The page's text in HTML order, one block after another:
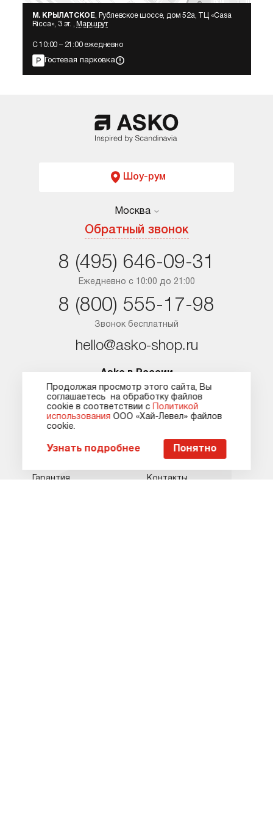
Санкт-Петербург
Краснодар
Ростов-на-Дону
Обратная связь
8 (800) 555-17-98
Бесплатно для регионов
8 (495) 646-09-31
Ежедневно с 10:00 до 21:00
hello@asko-shop.ru
Ремонт
Контакты
Сервисные центры Кредит и рассрочка
Гарантия Карта сайта
Пожаловаться руководству
М. КРЫЛАТСКОЕ, Рублевское шоссе, дом 52а, ТЦ «Сasa
Ricca», 3 эт. ,
Маршрут
С 10:00 – 21:00 ежедневно
Гостевая парковка
Шоу-рум
Москва
Обратный звонок
Москва
Ростов-на-Дону
Ежедневно с 10:00 до 21:00
8 (495) 646-09-31
Звонок бесплатный
8 (800) 555-17-98
hello@asko-shop.ru
Asko в России
О компании
Оплата
Гарантия
Подборки
Акции
Рецепты
Контакты
Продолжая просмотр этого сайта, Вы
соглашаетесь на обработку файлов
сооkie в соответствии с
Политикой
использования ООО «Хай-Левел» файлов
сооkіе.
Узнать подробнее Понятно